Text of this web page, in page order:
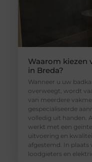
Waarom kiezen
in Breda?
Wanneer u uw
overweegt, wordt
van meerdere
gespecialiseerde
volledig uit handen.
werkt met een
uitvoering en
afgestemd. In plaats
loodgieters en